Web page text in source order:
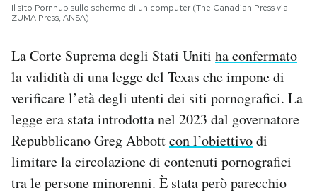
SHOP
CALENDARIO
AREA PERSONALE
Newsletter
Notifiche mobile
Regala il Post
Il sito Pornhub sullo schermo di un computer (The Canadian Press via
ZUMA Press, ANSA)
La Corte Suprema degli Stati Uniti ha confermato
la validità di una legge del Texas che impone di
verificare l’età degli utenti dei siti pornografici. La
legge era stata introdotta nel 2023 dal governatore
Repubblicano Greg Abbottcon l’obiettivodi
limitare la circolazione di contenuti pornografici
tra le persone minorenni. È stata però parecchio